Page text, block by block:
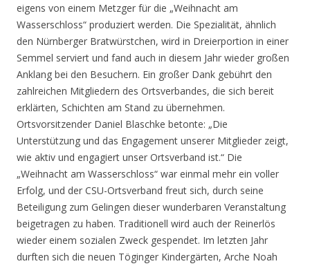
eigens von einem Metzger für die „Weihnacht am
Wasserschloss“ produziert werden. Die Spezialität, ähnlich
den Nürnberger Bratwürstchen, wird in Dreierportion in einer
Semmel serviert und fand auch in diesem Jahr wieder großen
Anklang bei den Besuchern. Ein großer Dank gebührt den
zahlreichen Mitgliedern des Ortsverbandes, die sich bereit
erklärten, Schichten am Stand zu übernehmen.
Ortsvorsitzender Daniel Blaschke betonte: „Die
Unterstützung und das Engagement unserer Mitglieder zeigt,
wie aktiv und engagiert unser Ortsverband ist.“ Die
„Weihnacht am Wasserschloss“ war einmal mehr ein voller
Erfolg, und der CSU-Ortsverband freut sich, durch seine
Beteiligung zum Gelingen dieser wunderbaren Veranstaltung
beigetragen zu haben. Traditionell wird auch der Reinerlös
wieder einem sozialen Zweck gespendet. Im letzten Jahr
durften sich die neuen Töginger Kindergärten, Arche Noah